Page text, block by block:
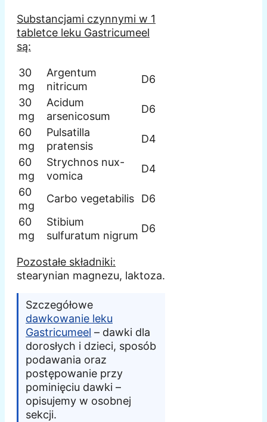
Substancjami czynnymi w 1
tabletce leku Gastricumeel
są:
30
mg
Argentum
nitricum
D6
30
mg
Acidum
arsenicosum
D6
60
mg
Pulsatilla
pratensis
D4
60
mg
Strychnos nux-
vomica
D4
60
mg
Carbo vegetabilis
D6
60
mg
Stibium
sulfuratum nigrum
D6
Pozostałe składniki:
stearynian magnezu, laktoza.
Szczegółowe
dawkowanie leku
Gastricumeel – dawki dla
dorosłych i dzieci, sposób
podawania oraz
postępowanie przy
pominięciu dawki –
opisujemy w osobnej
sekcji.